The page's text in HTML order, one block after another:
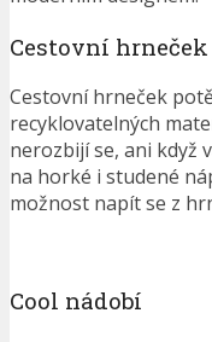
Cestovní hrneček
Cestovní hrneček
recyklovatelných
nerozbijí se, ani když
na horké i studené
možnost napít se z
Cool nádobí